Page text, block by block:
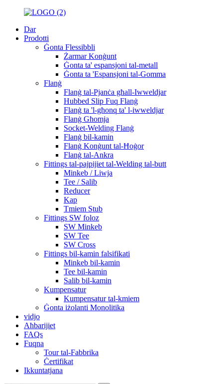
Dar
Prodotti
Ġonta Flessibbli
Żarmar Konġunt
Ġonta ta' espansjoni tal-metall
Ġonta ta 'Espansjoni tal-Gomma
Flanġ
Flanġ tal-Pjanċa għall-Iwweldjar
Hubbed Slip Fuq Flanġ
Flanġ ta 'l-għonq ta' l-iwweldjar
Flanġ Għomja
Socket-Welding Flanġ
Flanġ bil-kamin
Flanġ Konġunt tal-Ħoġor
Flanġ tal-Ankra
Fittings tal-pajpijiet tal-Welding tal-butt
Minkeb / Liwja
Tee / Salib
Reducer
Kap
Tmiem Stub
Fittings SW foloz
SW Minkeb
SW Tee
SW Cross
Fittings bil-kamin falsifikati
Minkeb bil-kamin
Tee bil-kamin
Salib bil-kamin
Kumpensatur
Kumpensatur tal-kmiem
Ġonta iżolanti Monolitika
vidjo
Aħbarijiet
FAQs
Fuqna
Tour tal-Fabbrika
Ċertifikat
Ikkuntatjana